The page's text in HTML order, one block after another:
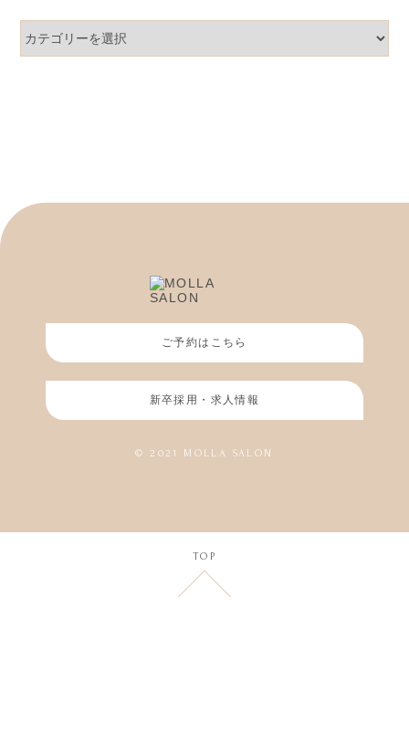
テ
ゴ
ご予約はこちら
新卒採用・求人情報
© 2021 MOLLA SALON
TOP